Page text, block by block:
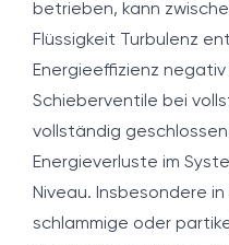
betrieben, kann
Flüssigkeit Turbulenz
Energieeffizienz
Schieberventile bei
vollständig
Energieverluste im
Niveau. Insbesondere
schlammige oder